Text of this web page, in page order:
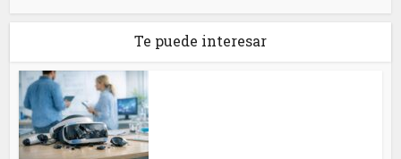
Te puede interesar